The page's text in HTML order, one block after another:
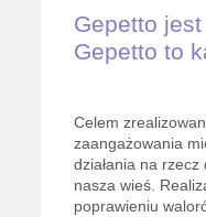
Gepetto
Gepetto to
Celem
zaangażowania
działania na
nasza wieś.
poprawieniu